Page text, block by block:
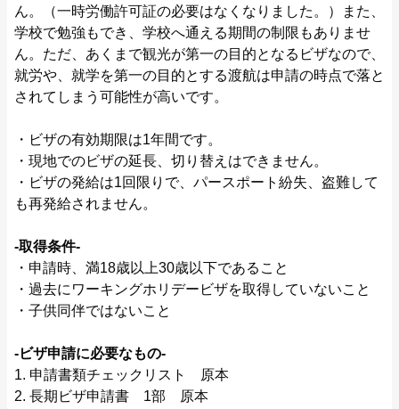
ん。（一時労働許可証の必要はなくなりました。）また、
学校で勉強もでき、学校へ通える期間の制限もありませ
ん。ただ、あくまで観光が第一の目的となるビザなので、
就労や、就学を第一の目的とする渡航は申請の時点で落と
されてしまう可能性が高いです。
・ビザの有効期限は1年間です。
・現地でのビザの延長、切り替えはできません。
・ビザの発給は1回限りで、パースポート紛失、盗難して
も再発給されません。
‐取得条件‐
・申請時、満18歳以上30歳以下であること
・過去にワーキングホリデービザを取得していないこと
・子供同伴ではないこと
‐ビザ申請に必要なもの‐
1. 申請書類チェックリスト 原本
2. 長期ビザ申請書 1部 原本